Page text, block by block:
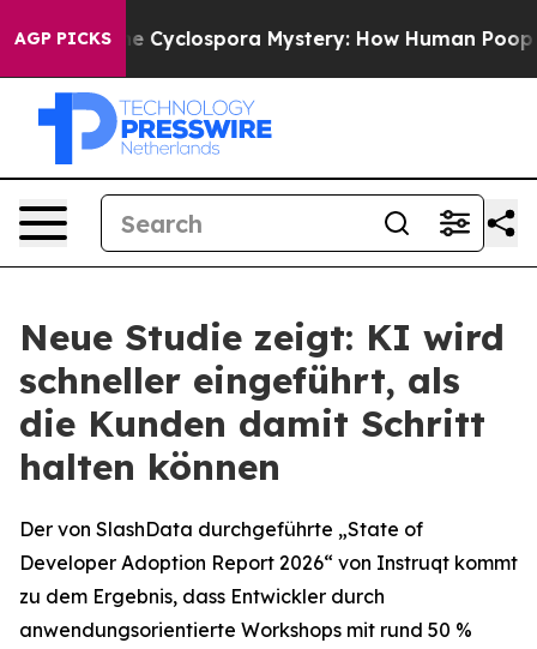
AGP PICKS
The Cyclospora Mystery: How Human Poop Got
Neue Studie zeigt: KI wird
schneller eingeführt, als
die Kunden damit Schritt
halten können
Der von SlashData durchgeführte „State of
Developer Adoption Report 2026“ von Instruqt kommt
zu dem Ergebnis, dass Entwickler durch
anwendungsorientierte Workshops mit rund 50 %